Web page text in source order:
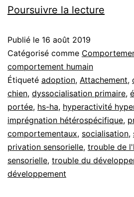
Poursuivre la lecture
:
des
1ères
chez
Publié le 16 août 2019
Catégorisé comme
comportement humain
Étiqueté adoption, Attachement,
chien, dyssocialisation primaire,
portée, hs-ha, hyperactivité
imprégnation hétérospécifique,
comportementaux, socialisation,
privation sensorielle, trouble de
sensorielle, trouble du
développement